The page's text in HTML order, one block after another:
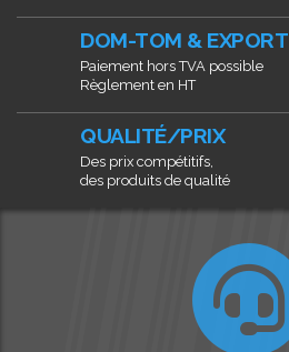
DOM-TOM & EXPORT
Paiement hors TVA possible
Règlement en HT
QUALITÉ/PRIX
Des prix compétitifs,
des produits de qualité